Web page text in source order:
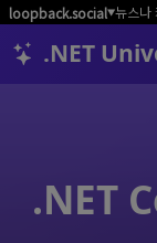
loopback.social▼
.NET
.NET